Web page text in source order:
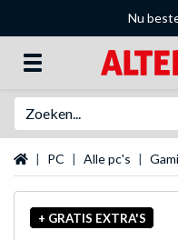
Nu
Startpagina
PC Alle pc's
+ GRATIS EXTRA'S